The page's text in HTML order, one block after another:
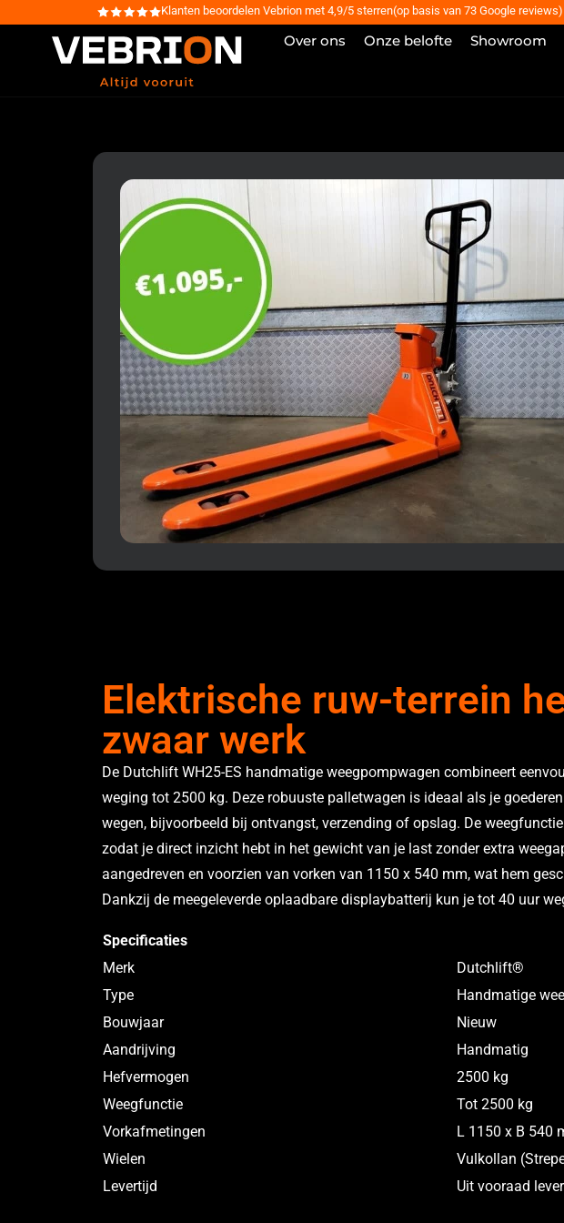
Klanten beoordelen Vebrion met 4,9/5 sterren(op basis van 73 Google reviews)
Over ons Onze belofte Showroom
Elektrische ruw-terrein
zwaar werk
De Dutchlift WH25-ES handmatige weegpompwagen combineert
weging tot 2500 kg. Deze robuuste palletwagen is ideaal als je
wegen, bijvoorbeeld bij ontvangst, verzending of opslag. De
zodat je direct inzicht hebt in het gewicht van je last zonder extra
aangedreven en voorzien van vorken van 1150 x 540 mm, wat hem
Dankzij de meegeleverde oplaadbare displaybatterij kun je tot 40 uur
Specificaties
Merk
Dutchlift®
Type
Handmatige
Bouwjaar
Nieuw
Aandrijving
Handmatig
Hefvermogen
2500 kg
Weegfunctie
Tot 2500 kg
Vorkafmetingen
L 1150 x B 540
Wielen
Vulkollan
Levertijd
Uit vooraad